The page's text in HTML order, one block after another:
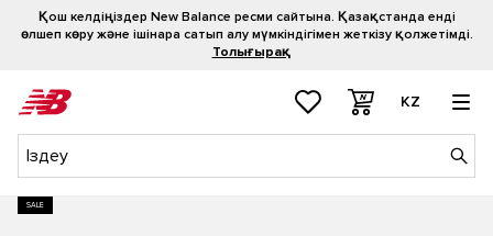
Қош келдіңіздер New Balance ресми сайтына. Қазақстанда енді
өлшеп көру және ішінара сатып алу мүмкіндігімен жеткізу қолжетімді.
Толығырақ
KZ
SALE